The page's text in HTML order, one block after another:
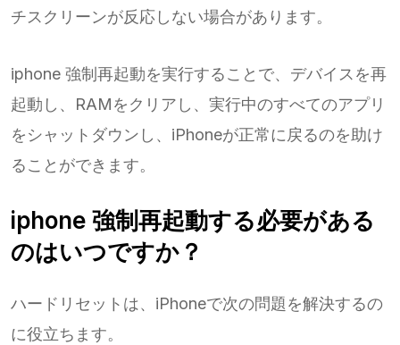
チスクリーンが反応しない場合があります。
iphone 強制再起動を実行することで、デバイスを再
起動し、RAMをクリアし、実行中のすべてのアプリ
をシャットダウンし、iPhoneが正常に戻るのを助け
ることができます。
iphone 強制再起動する必要がある
のはいつですか？
ハードリセットは、iPhoneで次の問題を解決するの
に役立ちます。